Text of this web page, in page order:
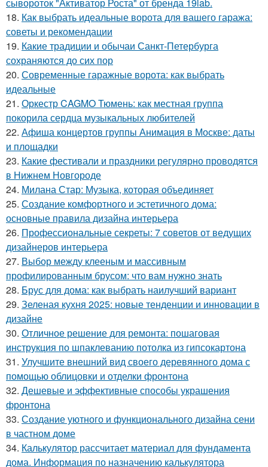
18. Как выбрать идеальные ворота для вашего гаража:
советы и рекомендации
19. Какие традиции и обычаи Санкт-Петербурга
сохраняются до сих пор
20. Современные гаражные ворота: как выбрать
идеальные
21. Оркестр CAGMO Тюмень: как местная группа
покорила сердца музыкальных любителей
22. Афиша концертов группы Анимация в Москве: даты
и площадки
23. Какие фестивали и праздники регулярно проводятся
в Нижнем Новгороде
24. Милана Стар: Музыка, которая объединяет
25. Создание комфортного и эстетичного дома:
основные правила дизайна интерьера
26. Профессиональные секреты: 7 советов от ведущих
дизайнеров интерьера
27. Выбор между клееным и массивным
профилированным брусом: что вам нужно знать
28. Брус для дома: как выбрать наилучший вариант
29. Зеленая кухня 2025: новые тенденции и инновации в
дизайне
30. Отличное решение для ремонта: пошаговая
инструкция по шпаклеванию потолка из гипсокартона
31. Улучшите внешний вид своего деревянного дома с
помощью облицовки и отделки фронтона
32. Дешевые и эффективные способы украшения
фронтона
33. Создание уютного и функционального дизайна сени
в частном доме
34. Калькулятор рассчитает материал для фундамента
дома. Информация по назначению калькулятора